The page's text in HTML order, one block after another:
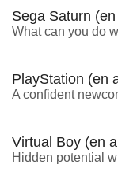
Sega Saturn
What can you do
PlayStation (en
A confident
Virtual Boy (en
Hidden potential